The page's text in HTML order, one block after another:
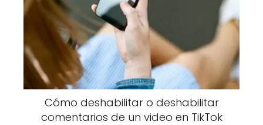
Cómo deshabilitar o deshabilitar
comentarios de un video en TikTok